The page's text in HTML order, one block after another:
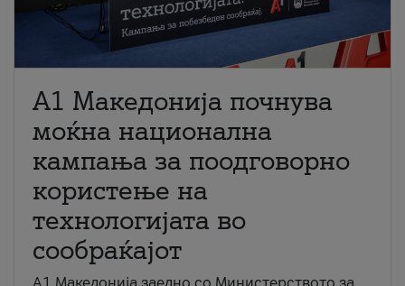
A1 Македонија почнува
моќна национална
кампања за поодговорно
користење на
технологијата во
сообраќајот